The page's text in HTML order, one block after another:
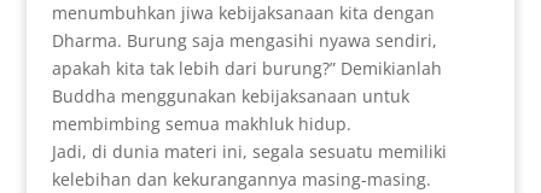
menumbuhkan jiwa kebijaksanaan kita dengan
Dharma. Burung saja mengasihi nyawa sendiri,
apakah kita tak lebih dari burung?” Demikianlah
Buddha menggunakan kebijaksanaan untuk
membimbing semua makhluk hidup.
Jadi, di dunia materi ini, segala sesuatu memiliki
kelebihan dan kekurangannya masing-masing.